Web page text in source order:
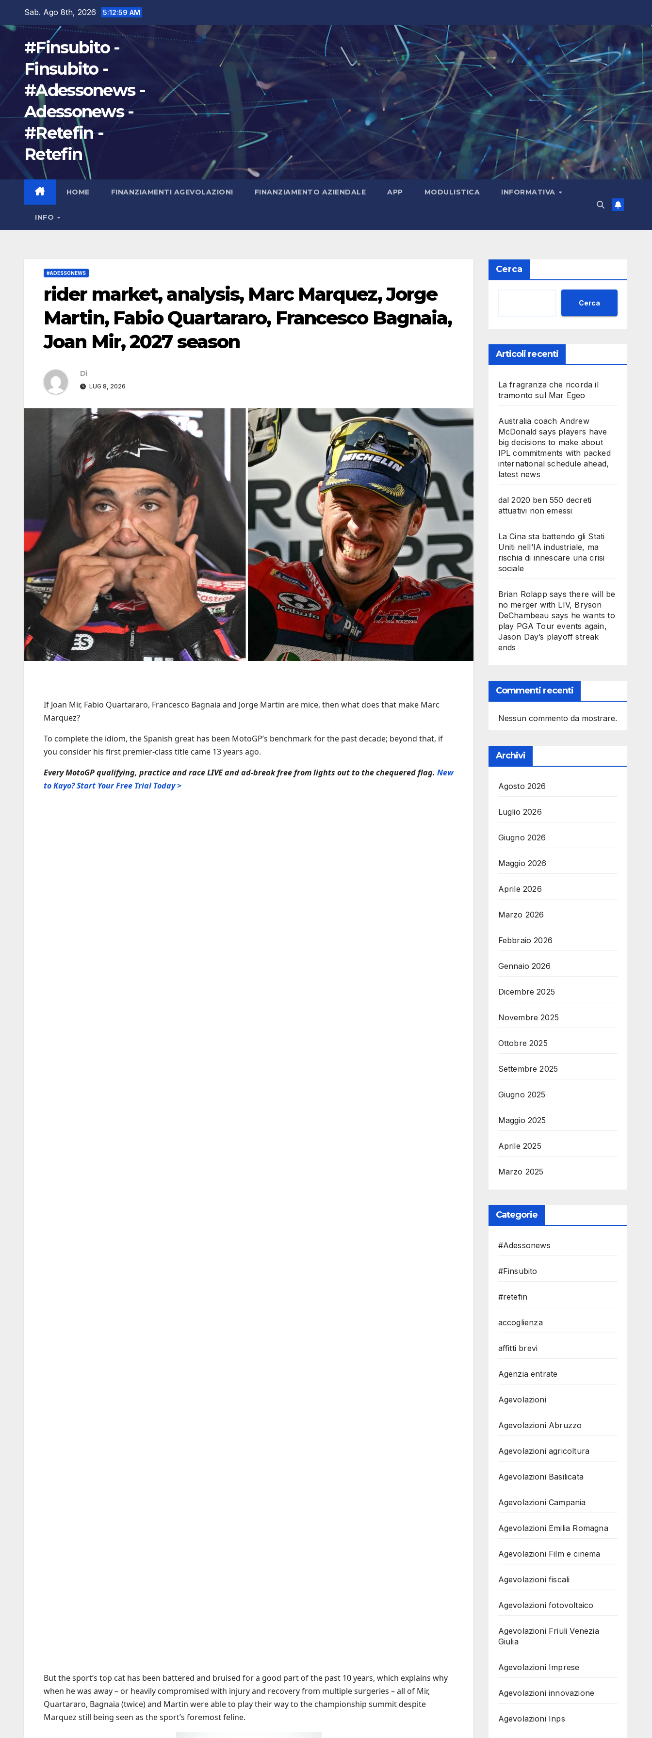
Sab. Ago 8th, 2026 5:13:01 AM
#Finsubito -
Finsubito -
#Adessonews -
Adessonews -
#Retefin -
Retefin
HOME FINANZIAMENTI AGEVOLAZIONI FINANZIAMENTO AZIENDALE APP MODULISTICA INFORMATIVA
INFO
#ADESSONEWS
rider market, analysis, Marc Marquez, Jorge
Martin, Fabio Quartararo, Francesco Bagnaia,
Joan Mir, 2027 season
Di
LUG 8, 2026
If Joan Mir, Fabio Quartararo, Francesco Bagnaia and Jorge Martin are mice, then what does that make Marc
Marquez?
To complete the idiom, the Spanish great has been MotoGP’s benchmark for the past decade; beyond that, if
you consider his first premier-class title came 13 years ago.
Every MotoGP qualifying, practice and race LIVE and ad-break free from lights out to the chequered flag. New
to Kayo? Start Your Free Trial Today >
But the sport’s top cat has been battered and bruised for a good part of the past 10 years, which explains why
when he was away – or heavily compromised with injury and recovery from multiple surgeries – all of Mir,
Quartararo, Bagnaia (twice) and Martin were able to play their way to the championship summit despite
Marquez still being seen as the sport’s foremost feline.
Cerca
Cerca
Articoli recenti
La fragranza che ricorda il
tramonto sul Mar Egeo
Australia coach Andrew
McDonald says players have
big decisions to make about
IPL commitments with packed
international schedule ahead,
latest news
dal 2020 ben 550 decreti
attuativi non emessi
La Cina sta battendo gli Stati
Uniti nell’IA industriale, ma
rischia di innescare una crisi
sociale
Brian Rolapp says there will be
no merger with LIV, Bryson
DeChambeau says he wants to
play PGA Tour events again,
Jason Day’s playoff streak
ends
Commenti recenti
Nessun commento da mostrare.
Archivi
Agosto 2026
Luglio 2026
Giugno 2026
Maggio 2026
Aprile 2026
Marzo 2026
Febbraio 2026
Gennaio 2026
Dicembre 2025
Novembre 2025
Ottobre 2025
Settembre 2025
Giugno 2025
Maggio 2025
Aprile 2025
Marzo 2025
Categorie
#Adessonews
#Finsubito
#retefin
accoglienza
affitti brevi
Agenzia entrate
Agevolazioni
Agevolazioni Abruzzo
Agevolazioni agricoltura
Agevolazioni Basilicata
Agevolazioni Campania
Agevolazioni Emilia Romagna
Agevolazioni Film e cinema
Agevolazioni fiscali
Agevolazioni fotovoltaico
Agevolazioni Friuli Venezia
Giulia
Agevolazioni Imprese
Agevolazioni innovazione
Agevolazioni Inps